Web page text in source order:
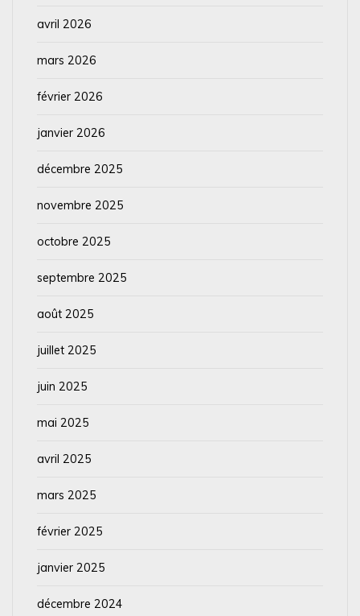
avril 2026
mars 2026
février 2026
janvier 2026
décembre 2025
novembre 2025
octobre 2025
septembre 2025
août 2025
juillet 2025
juin 2025
mai 2025
avril 2025
mars 2025
février 2025
janvier 2025
décembre 2024